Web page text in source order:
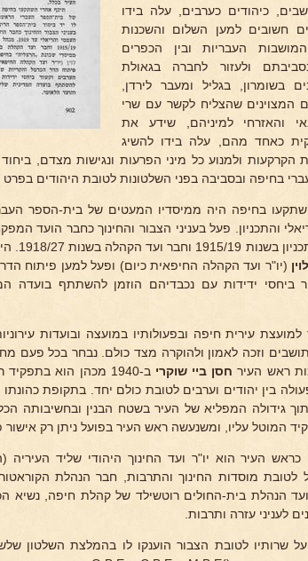
כיהודים כערבים, עלה בידו
חשובים למען השלום והשכנות
העבריות ובין הכפרים
ולעזור לחברה בגאולת
בשומרון, בגליל ומעבר לירדן,
המצוינים שהצליח לקשר עם שרי
והאזרחי למיניהם, שידע את
כאחד מהם, עלה בידו להשיג
הקרקעות ולמנוע כל מיני הפרעות ונגישות מצדם,
בחיפה ובסביבה בפני השלטונות לטובת היהודים בפרט
בחיפה היה ממיסדיו המעטים של בית-הספר
לוין (יו"ר ועד הקהלה החיפאית כיום) ופעל למען פיתוח
ביחסי ידידות עם נכבדיהם הוזמן להשתתף בועדה
נבחר למועצת עירית חיפה ובפעולותיו במועצה ובועדות
ראש העיר חסן ביי שוקרי
ב-1940 מכהן הוא
בין יהודים וערבים לטובת כולם יחד. בתקופת כהונתו
גידולה המפליא של העיר בשטח הבנין ובחשיבותה
המוטל עליו, ומשנעשה ראש העיר בפועל ניתן רק אישור
כראש העיר הוא יו"ר ועד החינוך היהודי שליד
לטובת מוסדות החינוך והתרבות, חבר הנהלת
ועד הנהלת בית-החולים רוטשילד של קהלת חיפה,
לעניני עזרה ותרבות.
שרותיו לטובת הצבור הוענקו לו בהמלצת השלטון